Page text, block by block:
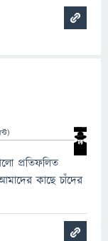
প্রতিফলিত
কাছে চাঁদের